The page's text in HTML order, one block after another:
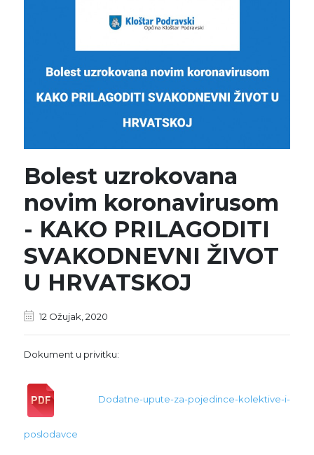
Bolest uzrokovana
novim koronavirusom
- KAKO PRILAGODITI
SVAKODNEVNI ŽIVOT
U HRVATSKOJ
12 Ožujak, 2020
Dokument u privitku:
Dodatne-upute-za-pojedince-kolektive-i-
poslodavce